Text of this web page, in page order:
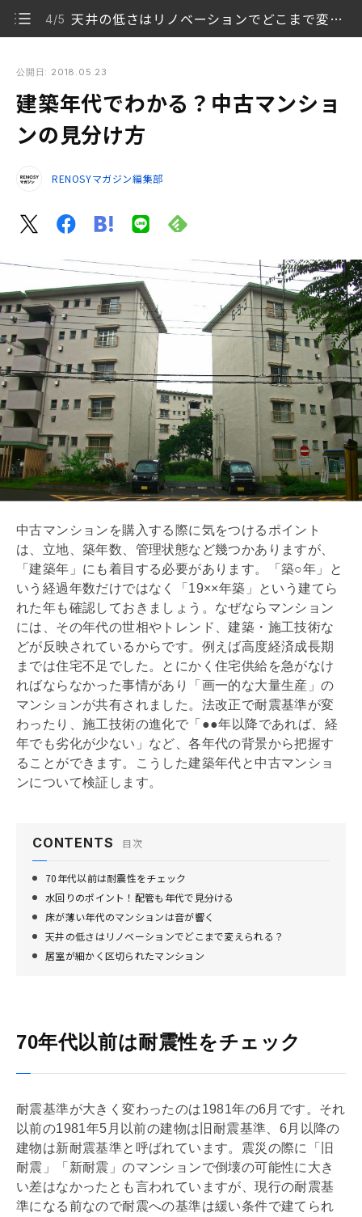
4/5 天井の低さはリノベーションでどこまで変えられる？
1/5 70年代以前は耐震性をチェック
2/5 水回りのポイント！配管も年代で見分ける
3/5 床が薄い年代のマンションは音が響く
4/5 天井の低さはリノベーションでどこまで変えられる？
居室が細かく区切られたマンション
公開日: 2018.05.23
建築年代でわかる？中古マンショ
ンの見分け方
RENOSYマガジン編集部
中古マンションを購入する際に気をつけるポイント
は、立地、 築年数 、管理状態など幾つかありますが、
「建築年」にも着目する必要があります。「築○年」と
いう経過年数だけではなく「19××年築」という建てら
れた年も確認しておきましょう。なぜならマンション
には、その年代の世相やトレンド、建築・施工技術な
どが反映されているからです。例えば高度経済成長期
までは住宅不足でした。とにかく住宅供給を急がなけ
ればならなかった事情があり「画一的な大量生産」の
マンションが共有されました。法改正で耐震基準が変
わったり、施工技術の進化で「●●年以降であれば、経
年でも劣化が少ない」など、各年代の背景から把握す
ることができます。こうした建築年代と中古マンショ
ンについて検証します。
CONTENTS 目次
70年代以前は耐震性をチェック
水回りのポイント！配管も年代で見分ける
床が薄い年代のマンションは音が響く
天井の低さはリノベーションでどこまで変えられる？
居室が細かく区切られたマンション
70年代以前は耐震性をチェック
耐震基準が大きく変わったのは1981年の6月です。それ
以前の1981年5月以前の建物は 旧耐震基準 、6月以降の
建物は新耐震基準と呼ばれています。震災の際に「旧
耐震 」「新耐震 」のマンションで倒壊の可能性に大き
い差はなかったとも言われていますが、現行の耐震基
準になる前なので耐震への基準は緩い条件で建てられ